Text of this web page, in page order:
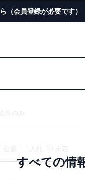
（会員登録が必要です）
すべての情